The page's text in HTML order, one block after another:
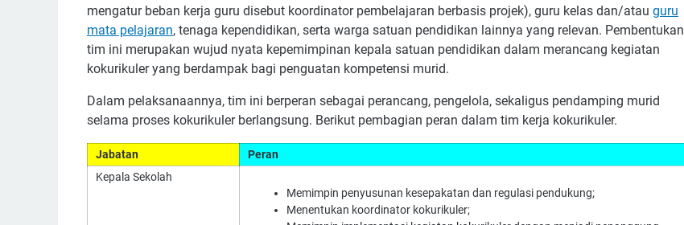
mengatur beban kerja guru disebut koordinator pembelajaran berbasis projek), guru kelas dan/atau guru
mata pelajaran, tenaga kependidikan, serta warga satuan pendidikan lainnya yang relevan. Pembentukan
tim ini merupakan wujud nyata kepemimpinan kepala satuan pendidikan dalam merancang kegiatan
kokurikuler yang berdampak bagi penguatan kompetensi murid.
Dalam pelaksanaannya, tim ini berperan sebagai perancang, pengelola, sekaligus pendamping murid
selama proses kokurikuler berlangsung. Berikut pembagian peran dalam tim kerja kokurikuler.
Jabatan
Peran
Kepala Sekolah
Memimpin penyusunan kesepakatan dan regulasi pendukung;
Menentukan koordinator kokurikuler;